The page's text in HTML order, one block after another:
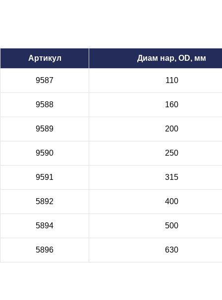
Артикул Диам нар, OD, мм
9587 110
9588 160
9589 200
9590 250
9591 315
5892 400
5894 500
5896 630